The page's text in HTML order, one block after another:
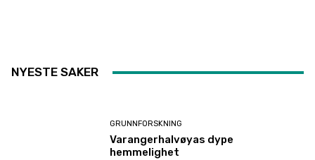
NYESTE SAKER
GRUNNFORSKNING
Varangerhalvøyas dype
hemmelighet